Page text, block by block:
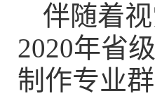
伴随着
2020年省
制作专业